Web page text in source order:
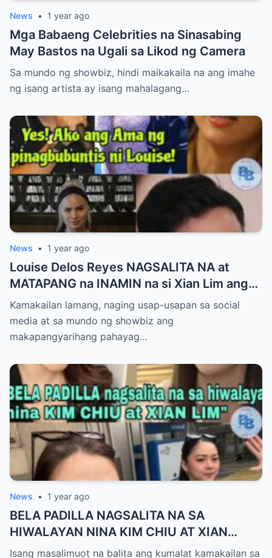
News • 1 year ago
Mga Babaeng Celebrities na Sinasabing
May Bastos na Ugali sa Likod ng Camera
Sa mundo ng showbiz, hindi maikakaila na ang imahe
ng isang artista ay isang mahalagang…
News • 1 year ago
Louise Delos Reyes NAGSALITA NA at
MATAPANG na INAMIN na si Xian Lim ang
AMA ng Pinagbubuntis nya!-A
Kamakailan lamang, naging usap-usapan sa social
media at sa mundo ng showbiz ang
makapangyarihang pahayag…
News • 1 year ago
BELA PADILLA NAGSALITA NA SA
HIWALAYAN NINA KIM CHIU AT XIAN
LIM,!BUONG DETALYE ALAMIN
Isang masalimuot na balita ang kumalat kamakailan sa